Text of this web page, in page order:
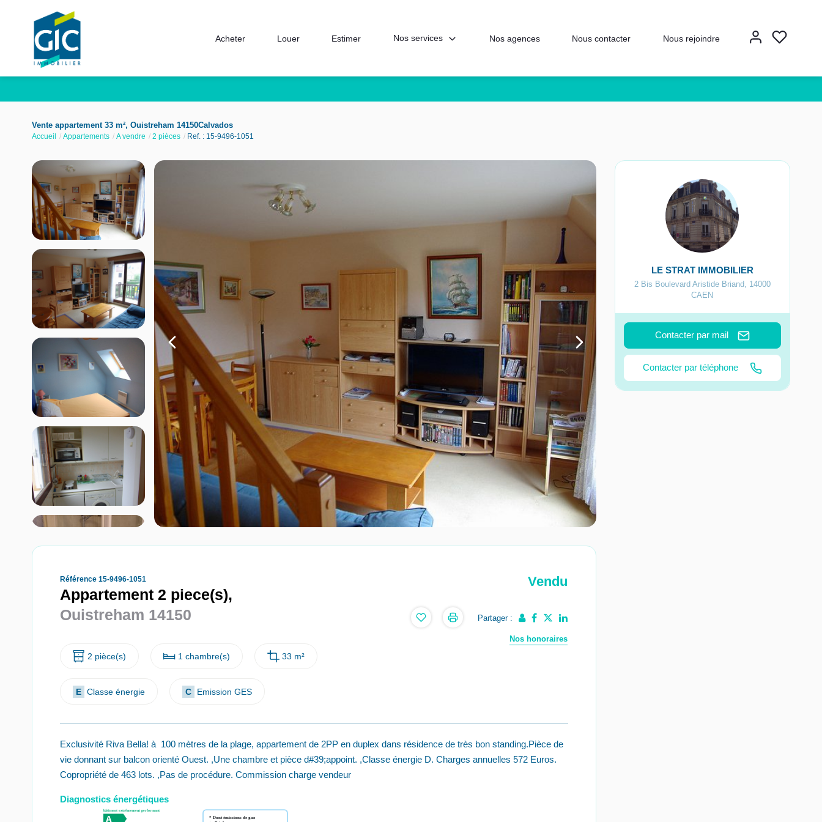
Acheter Louer Estimer Nos services Nos agences Nous contacter Nous rejoindre
Vente appartement 33 m², Ouistreham 14150Calvados
Accueil Appartements A vendre 2 pièces Ref. : 15-9496-1051
Référence 15-9496-1051
Appartement 2 piece(s),
Ouistreham 14150
2 pièce(s) 1 chambre(s) 33 m²
E Classe énergie C Emission GES
Vendu
Partager :
Nos honoraires
Exclusivité Riva Bella! à 100 mètres de la plage, appartement de 2PP en duplex dans résidence de très bon standing.Pièce de
vie donnant sur balcon orienté Ouest. ,Une chambre et pièce d#39;appoint. ,Classe énergie D. Charges annuelles 572 Euros.
Copropriété de 463 lots. ,Pas de procédure. Commission charge vendeur
Diagnostics énergétiques
LE STRAT IMMOBILIER
2 Bis Boulevard Aristide Briand, 14000
CAEN
Contacter par mail
Contacter par téléphone